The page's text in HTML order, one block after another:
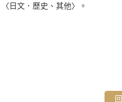
日文．歷史、其他〉。